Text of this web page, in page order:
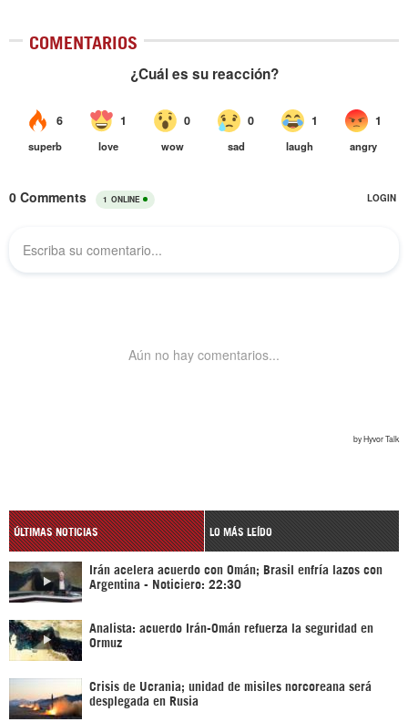
COMENTARIOS
ÚLTIMAS NOTICIAS LO MÁS LEÍDO
Irán acelera acuerdo con Omán; Brasil enfría lazos con
Argentina - Noticiero: 22:30
Analista: acuerdo Irán-Omán refuerza la seguridad en
Ormuz
Crisis de Ucrania; unidad de misiles norcoreana será
desplegada en Rusia